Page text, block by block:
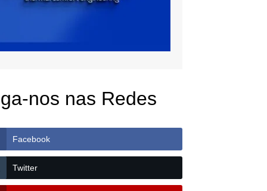
nos nas Redes
Facebook
Twitter